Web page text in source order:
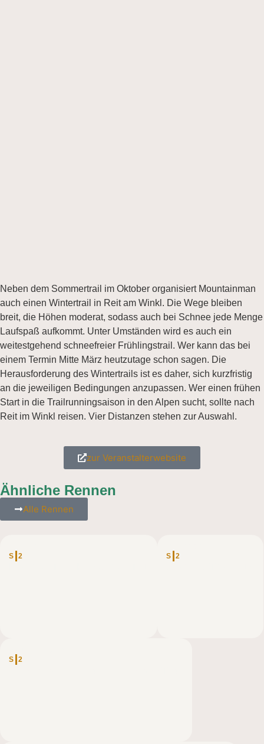
Neben dem Sommertrail im Oktober organisiert Mountainman
auch einen Wintertrail in Reit am Winkl. Die Wege bleiben
breit, die Höhen moderat, sodass auch bei Schnee jede Menge
Laufspaß aufkommt. Unter Umständen wird es auch ein
weitestgehend schneefreier Frühlingstrail. Wer kann das bei
einem Termin Mitte März heutzutage schon sagen. Die
Herausforderung des Wintertrails ist es daher, sich kurzfristig
an die jeweiligen Bedingungen anzupassen. Wer einen frühen
Start in die Trailrunningsaison in den Alpen sucht, sollte nach
Reit im Winkl reisen. Vier Distanzen stehen zur Auswahl.
zur Veranstalterwebsite
Ähnliche Rennen
Alle Rennen
S 2
S 2
S 2